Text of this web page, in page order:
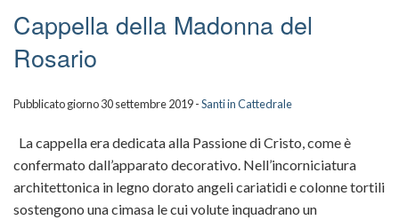
Cappella della Madonna del
Rosario
Pubblicato giorno 30 settembre 2019 -Santi in Cattedrale
La cappella era dedicata alla Passione di Cristo, come è
confermato dall’apparato decorativo. Nell’incorniciatura
architettonica in legno dorato angeli cariatidi e colonne tortili
sostengono una cimasa le cui volute inquadrano un